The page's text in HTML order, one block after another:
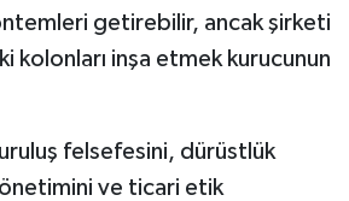
getirebilir, ancak şirketi
kolonları inşa etmek kurucunun
felsefesini, dürüstlük
ve ticari etik